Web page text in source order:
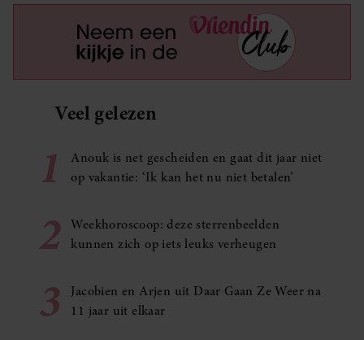
Veel gelezen
1
Anouk is net gescheiden en gaat dit jaar niet
op vakantie: ‘Ik kan het nu niet betalen’
2
Weekhoroscoop: deze sterrenbeelden
kunnen zich op iets leuks verheugen
3
Jacobien en Arjen uit Daar Gaan Ze Weer na
11 jaar uit elkaar